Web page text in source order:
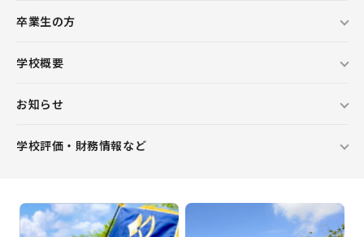
卒業生の方
学校概要
お知らせ
学校評価・財務情報など